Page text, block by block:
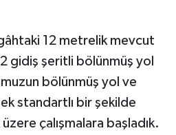
12 metrelik mevcut
gidiş şeritli bölünmüş yol
bölünmüş yol ve
standartlı bir şekilde
çalışmalara başladık.